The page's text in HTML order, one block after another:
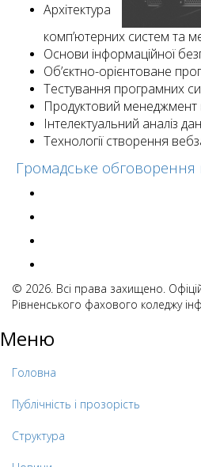
Архітектура
комп’ютерних систем та
Основи інформаційної
Об’єктно-орієнтоване
Тестування програмних
Продуктовий менеджмент
Інтелектуальний аналіз
Технології створення
Громадське
© 2026. Всі права захищено.
Рівненського фахового коледжу
Меню
Головна
Публічність і прозорість
Структура